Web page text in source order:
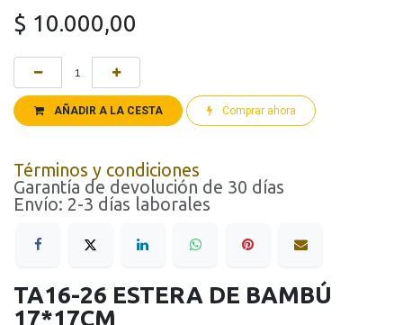
$ 10.000,00
AÑADIR A LA CESTA Comprar ahora
Términos y condiciones
Garantía de devolución de 30 días
Envío: 2-3 días laborales
TA16-26 ESTERA DE BAMBÚ
17*17CM